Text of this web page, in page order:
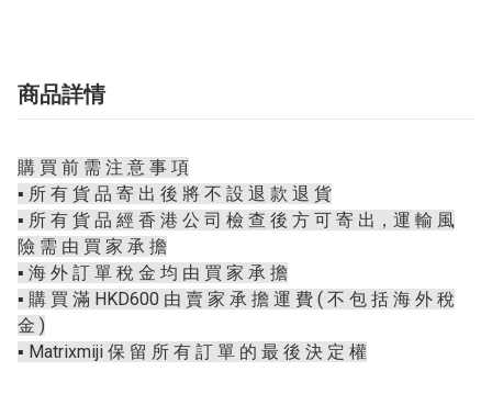
商品詳情
購 買 前 需 注 意 事 項
▪️ 所 有 貨 品 寄 出 後 將 不 設 退 款 退 貨
▪️ 所 有 貨 品 經 香 港 公 司 檢 查 後 方 可 寄 出，運 輸 風
險 需 由 買 家 承 擔
▪️ 海 外 訂 單 稅 金 均 由 買 家 承 擔
▪️ 購 買 滿 HKD600 由 賣 家 承 擔 運 費 ( 不 包 括 海 外 稅
金 )
▪️ Matrixmiji 保 留 所 有 訂 單 的 最 後 決 定 權